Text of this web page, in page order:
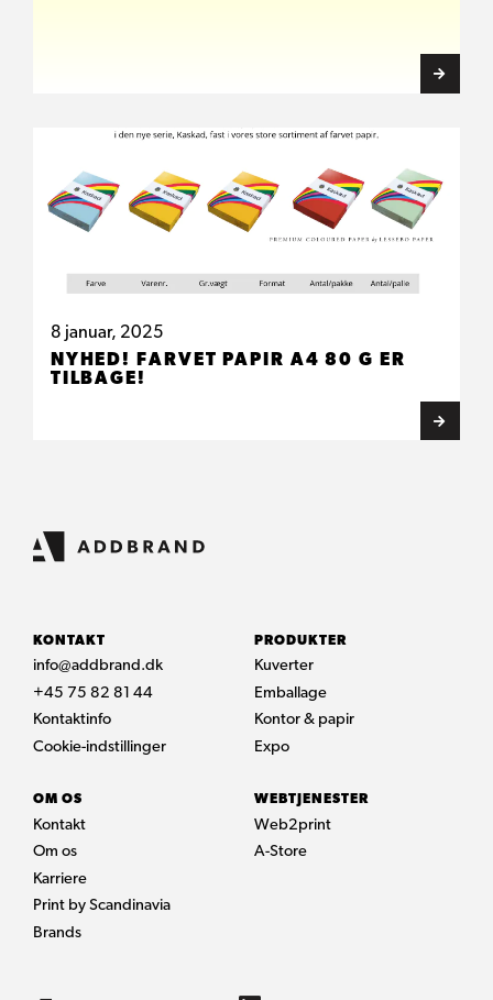
8 januar, 2025
NYHED! FARVET PAPIR A4 80 G ER
TILBAGE!
KONTAKT
info@addbrand.dk
+45 75 82 81 44
Kontaktinfo
Cookie-indstillinger
PRODUKTER
Kuverter
Emballage
Kontor & papir
Expo
OM OS
Kontakt
Om os
Karriere
Print by Scandinavia
Brands
WEBTJENESTER
Web2print
A-Store